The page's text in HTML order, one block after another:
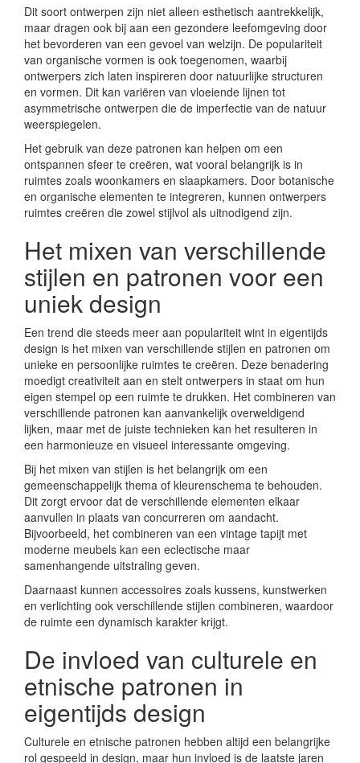
Dit soort ontwerpen zijn niet alleen esthetisch aantrekkelijk,
maar dragen ook bij aan een gezondere leefomgeving door
het bevorderen van een gevoel van welzijn. De populariteit
van organische vormen is ook toegenomen, waarbij
ontwerpers zich laten inspireren door natuurlijke structuren
en vormen. Dit kan variëren van vloeiende lijnen tot
asymmetrische ontwerpen die de imperfectie van de natuur
weerspiegelen.
Het gebruik van deze patronen kan helpen om een
ontspannen sfeer te creëren, wat vooral belangrijk is in
ruimtes zoals woonkamers en slaapkamers. Door botanische
en organische elementen te integreren, kunnen ontwerpers
ruimtes creëren die zowel stijlvol als uitnodigend zijn.
Het mixen van verschillende
stijlen en patronen voor een
uniek design
Een trend die steeds meer aan populariteit wint in eigentijds
design is het mixen van verschillende stijlen en patronen om
unieke en persoonlijke ruimtes te creëren. Deze benadering
moedigt creativiteit aan en stelt ontwerpers in staat om hun
eigen stempel op een ruimte te drukken. Het combineren van
verschillende patronen kan aanvankelijk overweldigend
lijken, maar met de juiste technieken kan het resulteren in
een harmonieuze en visueel interessante omgeving.
Bij het mixen van stijlen is het belangrijk om een
gemeenschappelijk thema of kleurenschema te behouden.
Dit zorgt ervoor dat de verschillende elementen elkaar
aanvullen in plaats van concurreren om aandacht.
Bijvoorbeeld, het combineren van een vintage tapijt met
moderne meubels kan een eclectische maar
samenhangende uitstraling geven.
Daarnaast kunnen accessoires zoals kussens, kunstwerken
en verlichting ook verschillende stijlen combineren, waardoor
de ruimte een dynamisch karakter krijgt.
De invloed van culturele en
etnische patronen in
eigentijds design
Culturele en etnische patronen hebben altijd een belangrijke
rol gespeeld in design, maar hun invloed is de laatste jaren